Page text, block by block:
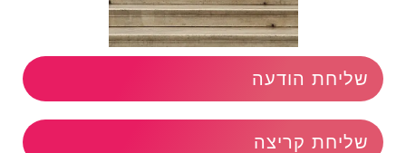
שליחת הודעה
שליחת קריצה